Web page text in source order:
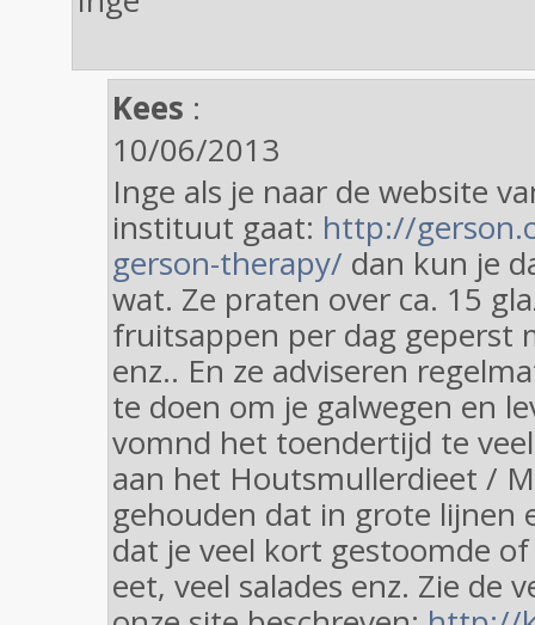
Kees :
10/06/2013
Inge als je naar de website
instituut gaat: http://
gerson-therapy/ dan kun je
wat. Ze praten over ca. 15
fruitsappen per dag geperst
enz.. En ze adviseren
te doen om je galwegen en
vomnd het toendertijd te
aan het Houtsmullerdieet /
gehouden dat in grote lijnen
dat je veel kort gestoomde
eet, veel salades enz. Zie de